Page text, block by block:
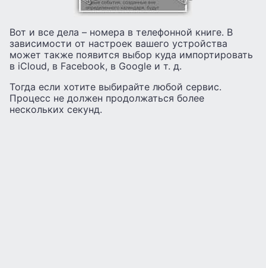
Вот и все дела – номера в телефонной книге. В
зависимости от настроек вашего устройства
может также появится выбор куда импортировать
в iCloud, в Facebook, в Google и т. д.
Тогда если хотите выбирайте любой сервис.
Процесс не должен продолжаться более
нескольких секунд.